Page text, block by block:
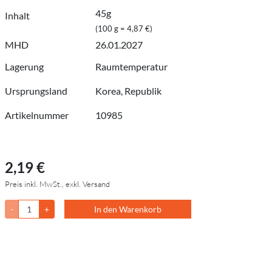
Inhalt 45g
(100 g = 4,87 €)
MHD
26.01.2027
Lagerung
Raumtemperatur
Ursprungsland Korea, Republik
Artikelnummer 10985
2,19 €
Preis inkl. MwSt., exkl. Versand
- + In den Warenkorb